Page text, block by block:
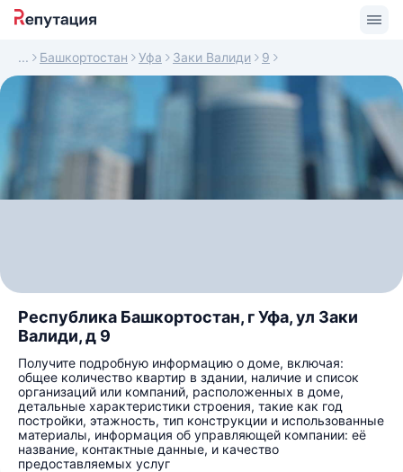
Башкортостан Уфа Заки Валиди 9
Республика Башкортостан, г Уфа, ул Заки
Валиди, д 9
Получите подробную информацию о доме, включая:
общее количество квартир в здании, наличие и список
организаций или компаний, расположенных в доме,
детальные характеристики строения, такие как год
постройки, этажность, тип конструкции и использованные
материалы, информация об управляющей компании: её
название, контактные данные, и качество
предоставляемых услуг